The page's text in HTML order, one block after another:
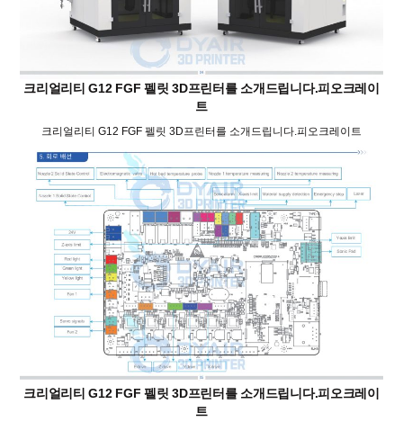
크리얼리티 G12 FGF 펠릿 3D프린터를 소개드립니다.피오크레이
트
크리얼리티 G12 FGF 펠릿 3D프린터를 소개드립니다.피오크레이트
크리얼리티 G12 FGF 펠릿 3D프린터를 소개드립니다.피오크레이
트